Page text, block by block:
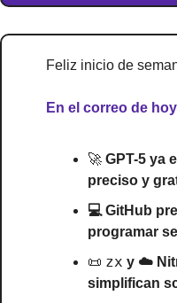
Feliz inicio de
En el correo de
🚀 GPT-5 ya
preciso y
💻 GitHub
programar
📜 zx y ☁️
simplifican